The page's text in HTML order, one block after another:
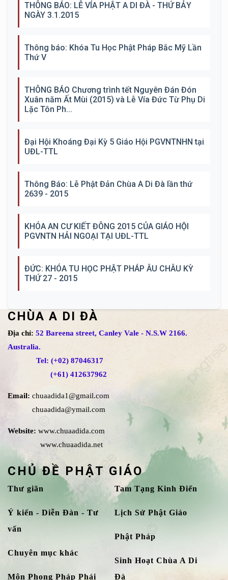
THÔNG BÁO: LỄ VÍA PHẬT A DI ĐÀ - THỨ BẢY
NGÀY 3.1.2015
Thông báo: Khóa Tu Học Phật Pháp Bắc Mỹ Lần
Thứ V
THÔNG BÁO Chương trình tết Nguyên Đán Đón
Xuân năm Ất Mùi (2015) và Lễ Vía Đức Từ Phụ Di
Lặc Tôn Ph...
Đại Hội Khoáng Đại Kỳ 5 Giáo Hội PGVNTNHN tại
UĐL-TTL
Thông Báo: Lễ Phật Đản Chùa A Di Đà lần thứ
2639 - 2015
KHÓA AN CƯ KIẾT ĐÔNG 2015 CỦA GIÁO HỘI
PGVNTN HẢI NGOẠI TẠI UĐL-TTL
ĐỨC: KHÓA TU HỌC PHẬT PHÁP ÂU CHÂU KỲ
THỨ 27 - 2015
CHÙA A DI ĐÀ
Địa chỉ: 52 Bareena street, Canley Vale - N.S.W 2166.
Australia.
Tel: (+02) 87046317
(+61) 412637962
Email: chuaadida1@gmail.com
chuaadida@ymail.com
Website: www.chuaadida.com
www.chuaadida.net
CHỦ ĐỀ PHẬT GIÁO
Thư giãn
Ý kiến - Diễn Đàn - Tư
vấn
Chuyên mục khác
Môn Phong Pháp Phái
Tam Tạng Kinh Điển
Lịch Sử Phật Giáo
Phật Pháp
Sinh Hoạt Chùa A Di
Đà